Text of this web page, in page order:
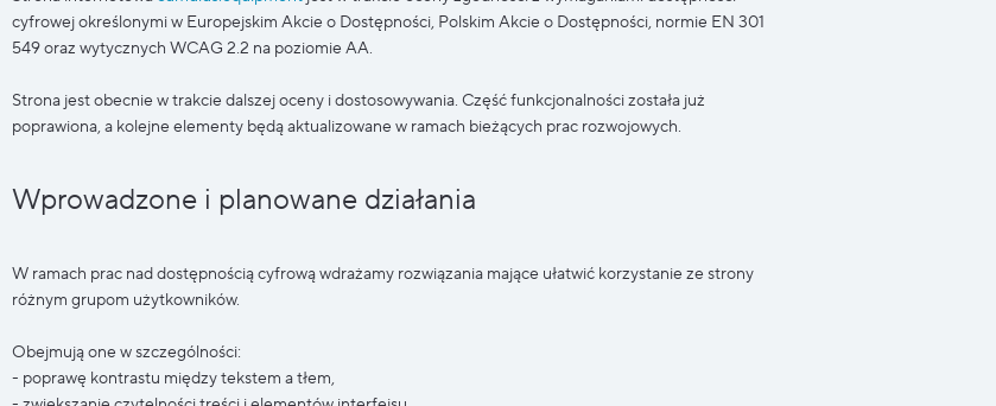
cyfrowej określonymi w Europejskim Akcie o Dostępności, Polskim Akcie o Dostępności, normie EN 301
549 oraz wytycznych WCAG 2.2 na poziomie AA.
Strona jest obecnie w trakcie dalszej oceny i dostosowywania. Część funkcjonalności została już
poprawiona, a kolejne elementy będą aktualizowane w ramach bieżących prac rozwojowych.
Wprowadzone i planowane działania
W ramach prac nad dostępnością cyfrową wdrażamy rozwiązania mające ułatwić korzystanie ze strony
różnym grupom użytkowników.
Obejmują one w szczególności:
- poprawę kontrastu między tekstem a tłem,